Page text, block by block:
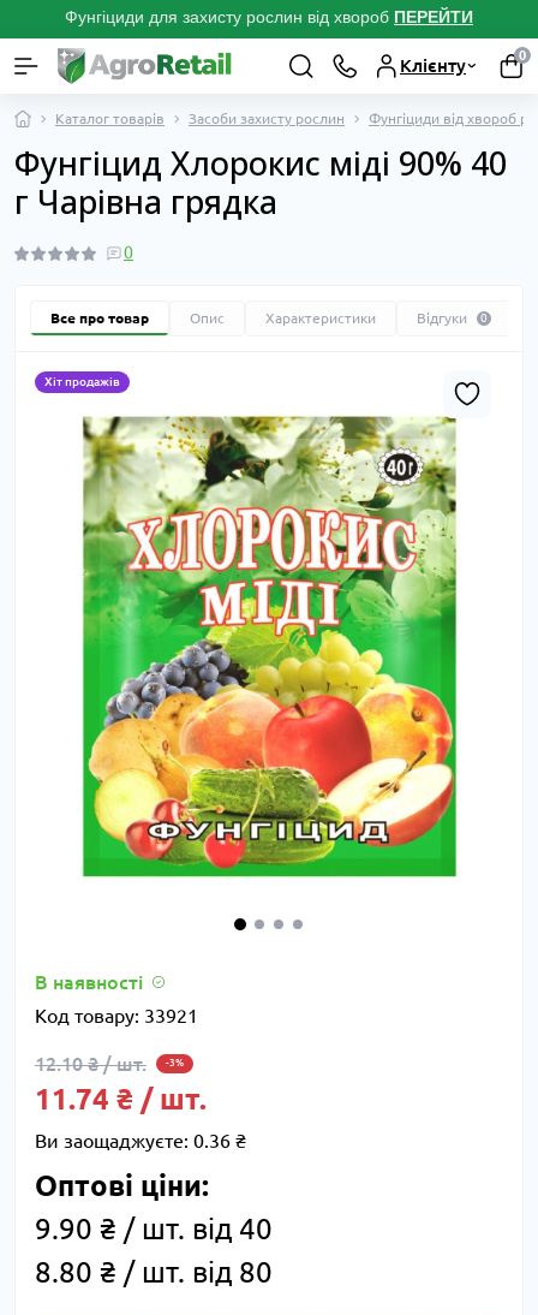
Фунгіциди для захисту рослин від хвороб ПЕРЕЙТИ
Клієнту
0
Каталог товарів Засоби захисту рослин Фунгіциди від хвороб
Фунгіцид Хлорокис міді 90% 40
г Чарівна грядка
0
Все про товар Опис Характеристики Відгуки 0
Хіт продажів
В наявності
Код товару: 33921
12.10 ₴ / шт. -3%
11.74 ₴ / шт.
Ви заощаджуєте: 0.36 ₴
Оптові ціни:
9.90 ₴ / шт. від 40
8.80 ₴ / шт. від 80